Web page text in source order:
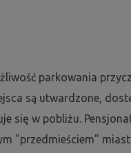
parkowania
są utwardzone,
się w pobliżu.
"przedmieściem"